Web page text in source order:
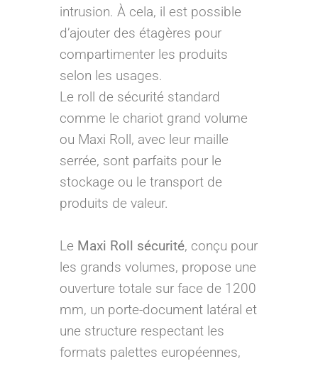
intrusion. À cela, il est possible
d’ajouter des étagères pour
compartimenter les produits
selon les usages.
Le roll de sécurité standard
comme le chariot grand volume
ou Maxi Roll, avec leur maille
serrée, sont parfaits pour le
stockage ou le transport de
produits de valeur.
Le Maxi Roll sécurité, conçu pour
les grands volumes, propose une
ouverture totale sur face de 1200
mm, un porte-document latéral et
une structure respectant les
formats palettes européennes,